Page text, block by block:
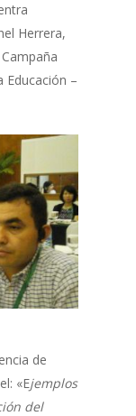
Herrera,
Educación –
de
«Ejemplos
del